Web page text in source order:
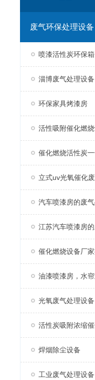
废气环保处理设备
喷漆活性炭环保
淄博废气处理设备
环保家具烤漆房
活性吸附催化燃
催化燃烧活性炭
立式uv光氧催化
汽车喷漆房的废
江苏汽车喷漆房
催化燃烧设备厂
光氧废气处理设备
活性炭吸附浓缩
焊烟除尘设备
工业废气处理设备